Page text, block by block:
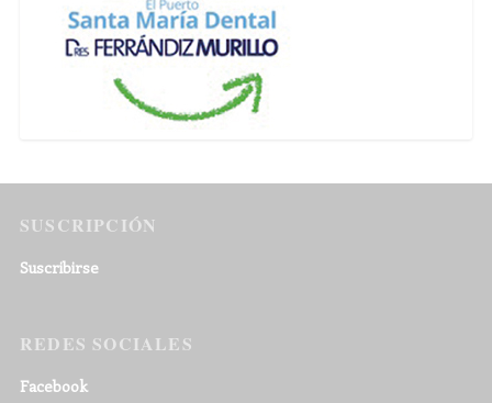
SUSCRIPCIÓN
Suscribirse
REDES SOCIALES
Facebook